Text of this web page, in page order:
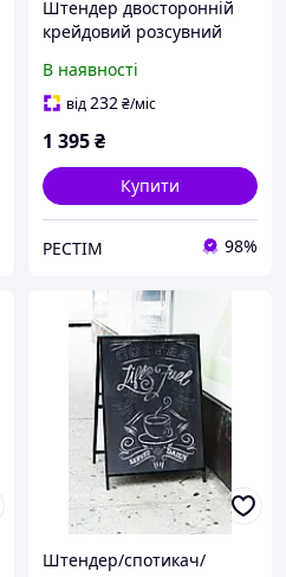
Штендер двосторонній
крейдовий розсувний
В наявності
від232₴/міс
1 395₴
Купити
РЕСТІМ 98%
Штендер/спотикач/